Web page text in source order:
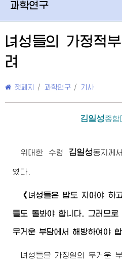
과학연구
녀성들의 가정적
려
첫페지 / 과학연구 / 기사
김일성종합
위대한
수령 김일성동지께서
였다.
《녀성들은 밥도 지어야 하
들도 돌봐야 합니다. 그러므로
무거운 부담에서 해방하여야 합
녀성들을 가정일의 무거운